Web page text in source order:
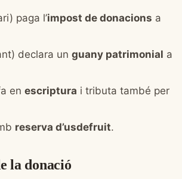
paga l’impost de donacions a
declara un guany patrimonial a
en escriptura i tributa també per
reserva d’usdefruit.
la donació